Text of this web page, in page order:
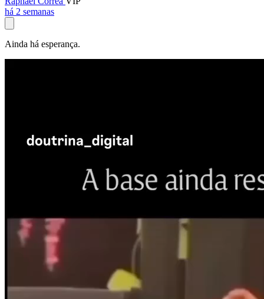
há 2 semanas
Ainda há esperança.